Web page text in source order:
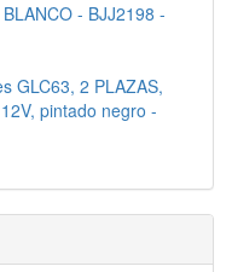
- BJJ2198 -
GLC63, 2 PLAZAS,
pintado negro -